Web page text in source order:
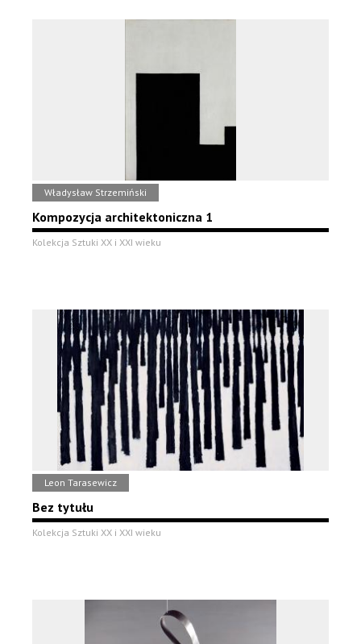
Władysław Strzemiński
Kompozycja architektoniczna 1
Kolekcja Sztuki XX i XXI wieku
Leon Tarasewicz
Bez tytułu
Kolekcja Sztuki XX i XXI wieku